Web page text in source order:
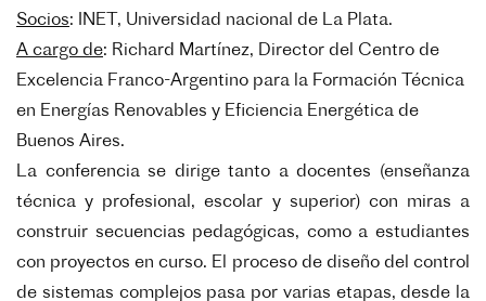
Socios: INET, Universidad nacional de La Plata.
A cargo de: Richard Martínez, Director del Centro de
Excelencia Franco-Argentino para la Formación Técnica
en Energías Renovables y Eficiencia Energética de
Buenos Aires.
La conferencia se dirige tanto a docentes (enseñanza
técnica y profesional, escolar y superior) con miras a
construir secuencias pedagógicas, como a estudiantes
con proyectos en curso. El proceso de diseño del control
de sistemas complejos pasa por varias etapas, desde la